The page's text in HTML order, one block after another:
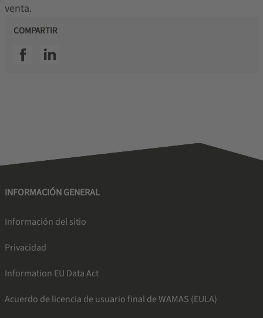
venta.
COMPARTIR
SSI facebookSSI linkedin
INFORMACIÓN GENERAL
Información del sitio
Privacidad
Information EU Data Act
Acuerdo de licencia de usuario final de WAMAS (EULA)